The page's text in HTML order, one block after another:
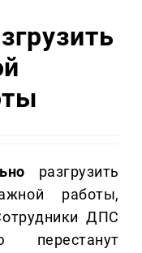
разгрузить
работы,
ДПС
перестанут